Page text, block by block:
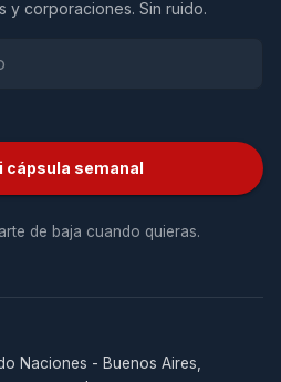
y corporaciones. Sin ruido.
cápsula semanal
de baja cuando quieras.
Naciones - Buenos Aires,